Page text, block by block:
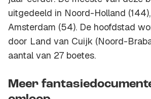
uitgedeeld in Noord-Holland
Amsterdam (54). De hoofdstad
door Land van Cuijk (Noord-
aantal van 27 boetes.
Meer